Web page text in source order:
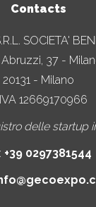
Contacts
SOCIETA'
37 -
20131 - Milano
IVA 12669170966
delle startup
+39 0297381544